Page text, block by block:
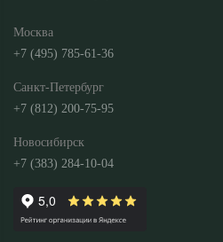
Москва
+7 (495) 785-61-36
Санкт-Петербург
+7 (812) 200-75-95
Новосибирск
+7 (383) 284-10-04